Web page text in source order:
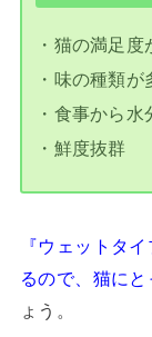
・猫の満足度
・味の種類が
・食事から
・鮮度抜群
『ウェットタ
るので、猫に
ょう。